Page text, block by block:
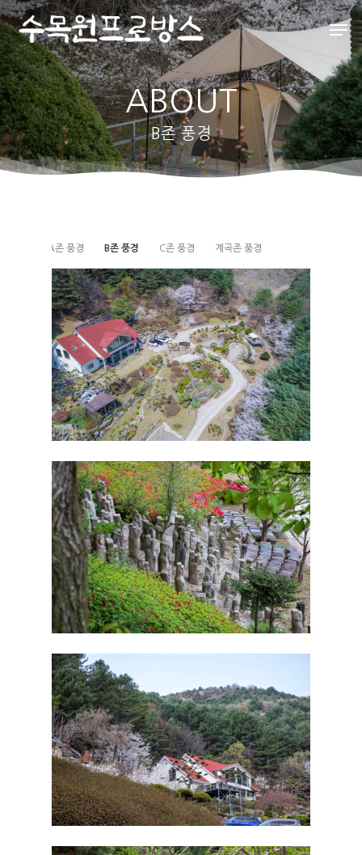
Hit enter to search or ESC to close
ABOUT
B존 풍경
A존 풍경 B존 풍경 C존 풍경 계곡존 풍경